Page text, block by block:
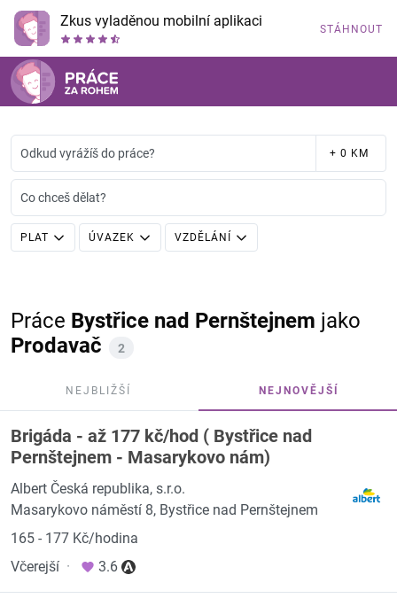
Zkus vyladěnou mobilní aplikaci STÁHNOUT
Odkud vyrážíš do práce? + 0 KM
Co chceš dělat?
PLAT ÚVAZEK VZDĚLÁNÍ
Práce Bystřice nad Pernštejnem jako
Prodavač
2
NEJBLIŽŠÍ NEJNOVĚJŠÍ
Brigáda - až 177 kč/hod ( Bystřice nad
Pernštejnem - Masarykovo nám)
Albert Česká republika, s.r.o.
Masarykovo náměstí 8, Bystřice nad Pernštejnem
165 - 177 Kč/hodina
Včerejší · 3.6